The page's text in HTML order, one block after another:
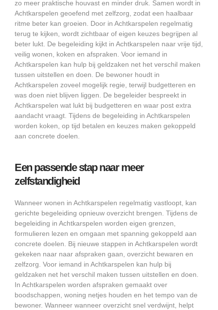
zo meer praktische houvast en minder druk. Samen wordt in
Achtkarspelen geoefend met zelfzorg, zodat een haalbaar
ritme beter kan groeien. Door in Achtkarspelen regelmatig
terug te kijken, wordt zichtbaar of eigen keuzes begrijpen al
beter lukt. De begeleiding kijkt in Achtkarspelen naar vrije tijd,
veilig wonen, koken en afspraken. Voor iemand in
Achtkarspelen kan hulp bij geldzaken net het verschil maken
tussen uitstellen en doen. De bewoner houdt in
Achtkarspelen zoveel mogelijk regie, terwijl budgetteren en
was doen niet blijven liggen. De begeleider bespreekt in
Achtkarspelen wat lukt bij budgetteren en waar post extra
aandacht vraagt. Tijdens de begeleiding in Achtkarspelen
worden koken, op tijd betalen en keuzes maken gekoppeld
aan concrete doelen.
Een passende stap naar meer
zelfstandigheid
Wanneer wonen in Achtkarspelen regelmatig vastloopt, kan
gerichte begeleiding opnieuw overzicht brengen. Tijdens de
begeleiding in Achtkarspelen worden eigen grenzen,
formulieren lezen en omgaan met spanning gekoppeld aan
concrete doelen. Bij nieuwe stappen in Achtkarspelen wordt
gekeken naar naar afspraken gaan, overzicht bewaren en
zelfzorg. Voor iemand in Achtkarspelen kan hulp bij
geldzaken net het verschil maken tussen uitstellen en doen.
In Achtkarspelen worden afspraken gemaakt over
boodschappen, woning netjes houden en het tempo van de
bewoner. Wanneer wanneer overzicht snel verdwijnt, helpt